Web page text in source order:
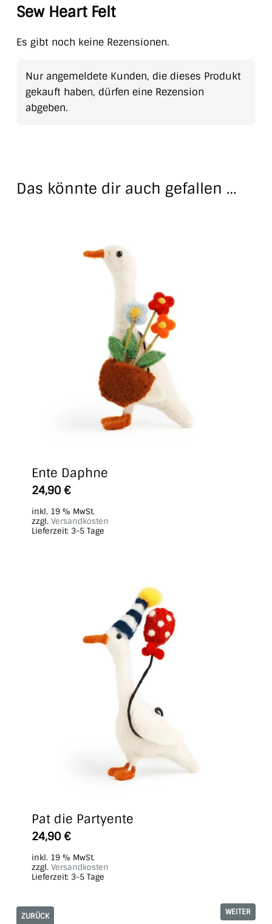
Sew Heart Felt
Es gibt noch keine Rezensionen.
Nur angemeldete Kunden, die dieses Produkt
gekauft haben, dürfen eine Rezension
abgeben.
Das könnte dir auch gefallen …
Ente Daphne
24,90 €
inkl. 19 % MwSt.
zzgl. Versandkosten
Lieferzeit: 3-5 Tage
Pat die Partyente
24,90 €
inkl. 19 % MwSt.
zzgl. Versandkosten
Lieferzeit: 3-5 Tage
ZURÜCK WEITER